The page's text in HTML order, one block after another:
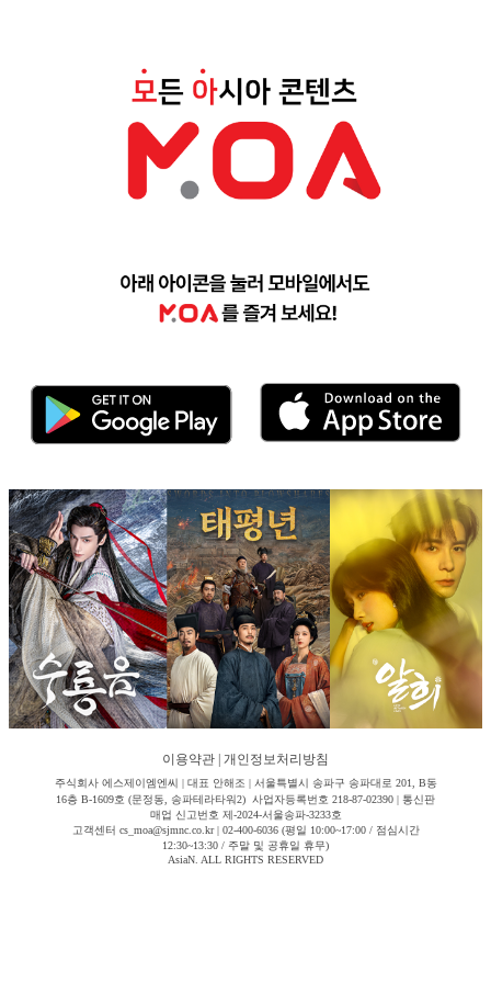
이용약관 개인정보처리방침
주식회사 에스제이엠엔씨 | 대표 안해조 | 서울특별시 송파구 송파대로 201, B동
16층 B-1609호 (문정동, 송파테라타워2) 사업자등록번호 218-87-02390 | 통신판
매업 신고번호 제-2024-서울송파-3233호
고객센터 cs_moa@sjmnc.co.kr | 02-400-6036 (평일 10:00~17:00 / 점심시간
12:30~13:30 / 주말 및 공휴일 휴무)
AsiaN. ALL RIGHTS RESERVED